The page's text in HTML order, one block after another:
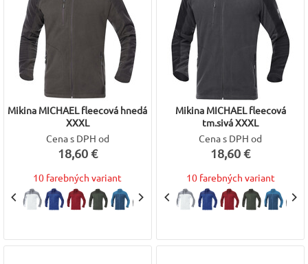
Mikina MICHAEL fleecová hnedá
XXXL
Cena s DPH od
18,60 €
10 farebných variant
Mikina MICHAEL fleecová
tm.sivá XXXL
Cena s DPH od
18,60 €
10 farebných variant